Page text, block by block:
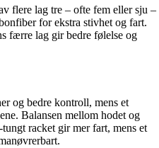
flere lag tre – ofte fem eller sju –
for ekstra stivhet og fart.
færre lag gir bedre følelse og
og bedre kontroll, mens et
Balansen mellom hodet og
racket gir mer fart, mens et